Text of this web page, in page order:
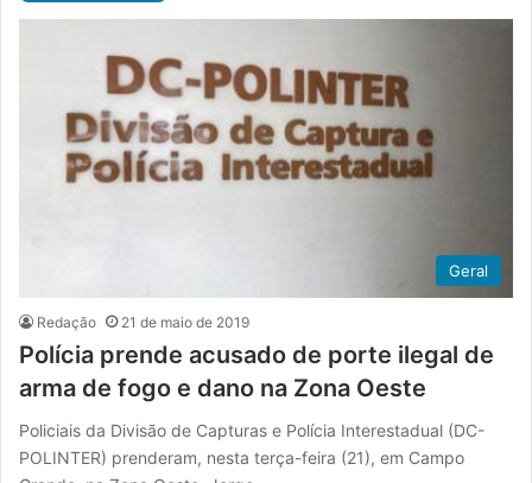
Geral
Redação 21 de maio de 2019
Polícia prende acusado de porte ilegal de
arma de fogo e dano na Zona Oeste
Policiais da Divisão de Capturas e Polícia Interestadual (DC-
POLINTER) prenderam, nesta terça-feira (21), em Campo